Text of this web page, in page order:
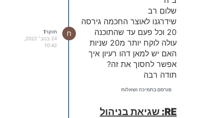
שלום רב
שידרגנו לאוצר החכמה גירסה
20 וכל פעם עד שהתוכנה
עולה לוקח יותר מ20 שניות
האם יש למאן דהו רעיון איך
אפשר לחסוך את זה?
תודה רבה
פורסם בתמיכה ושאלות
ח
חוקר1
10:42
RE: שגיאת בניהול